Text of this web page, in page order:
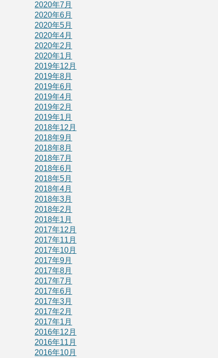
2020年7月
2020年6月
2020年5月
2020年4月
2020年2月
2020年1月
2019年12月
2019年8月
2019年6月
2019年4月
2019年2月
2019年1月
2018年12月
2018年9月
2018年8月
2018年7月
2018年6月
2018年5月
2018年4月
2018年3月
2018年2月
2018年1月
2017年12月
2017年11月
2017年10月
2017年9月
2017年8月
2017年7月
2017年6月
2017年3月
2017年2月
2017年1月
2016年12月
2016年11月
2016年10月